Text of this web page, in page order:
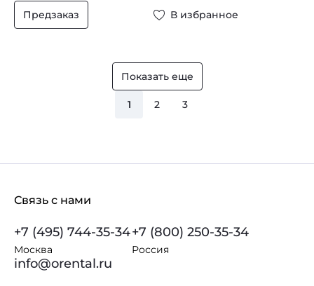
Предзаказ В избранное
Показать еще
1 2 3
Связь с нами
+7 (495) 744-35-34
Москва
+7 (800) 250-35-34
Россия
info@orental.ru